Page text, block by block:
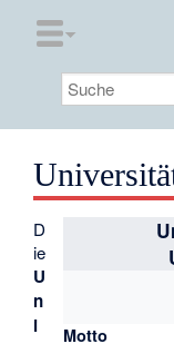
Motto
D
ie
U
n
i